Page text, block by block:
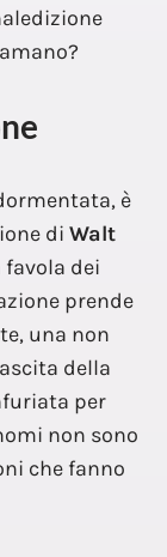
è
di Walt
dei
prende
una non
della
per
non sono
che fanno